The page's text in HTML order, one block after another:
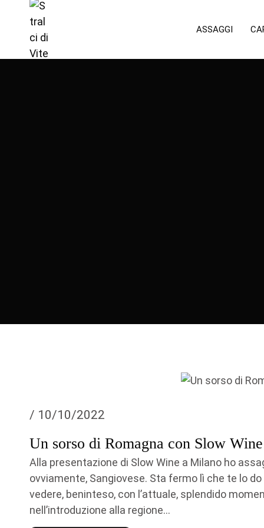
ASSAGGI
/ 10/10/2022
Un sorso di Romagna con Slow Wine
Alla presentazione di Slow Wine a Milano ho
ovviamente, Sangiovese. Sta fermo lì che te lo
vedere, beninteso, con l’attuale, splendido
nell’introduzione alla regione...